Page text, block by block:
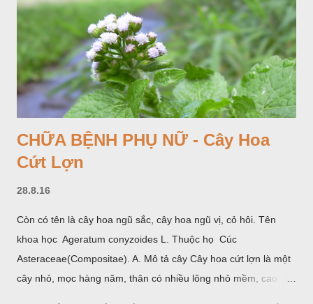
CHỮA BỆNH PHỤ NỮ - Cây Hoa
Cứt Lợn
28.8.16
Còn có tên là cây hoa ngũ sắc, cây hoa ngũ vị, cỏ hôi. Tên
khoa học Ageratum conyzoides L. Thuộc họ Cúc
Asteraceae(Compositae). A. Mô tả cây Cây hoa cứt lợn là một
cây nhỏ, mọc hàng năm, thân có nhiều lông nhỏ mềm, cao